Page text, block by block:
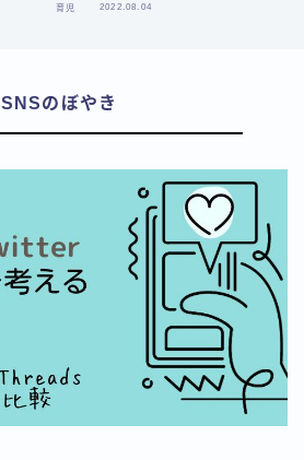
育児 2022.08.04
SNSのぼやき